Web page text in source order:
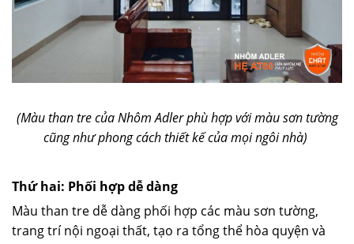
(Màu than tre của Nhôm Adler phù hợp với màu sơn tường
cũng như phong cách thiết kế của mọi ngôi nhà)
Thứ hai: Phối hợp dễ dàng
Màu than tre dễ dàng phối hợp các màu sơn tường,
trang trí nội ngoại thất, tạo ra tổng thể hòa quyện và